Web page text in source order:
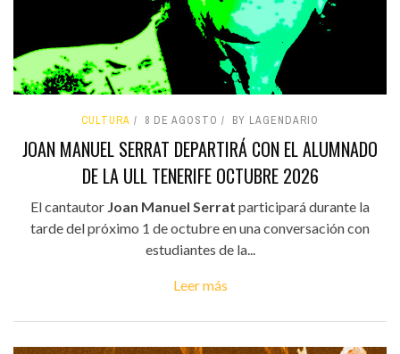
CULTURA 8 DE AGOSTO BY LAGENDARIO
JOAN MANUEL SERRAT DEPARTIRÁ CON EL ALUMNADO
DE LA ULL TENERIFE OCTUBRE 2026
El cantautor Joan Manuel Serrat participará durante la
tarde del próximo 1 de octubre en una conversación con
estudiantes de la...
Leer más